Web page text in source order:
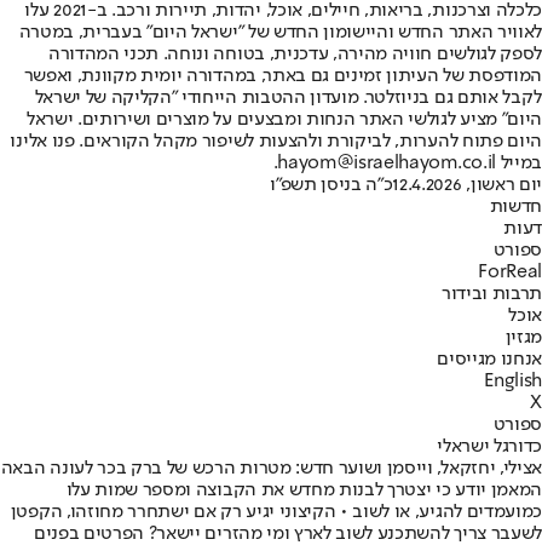
כלכלה וצרכנות, בריאות, חיילים, אוכל, יהדות, תיירות ורכב. ב-2021 עלו
לאוויר האתר החדש והיישומון החדש של "ישראל היום" בעברית, במטרה
לספק לגולשים חוויה מהירה, עדכנית, בטוחה ונוחה. תכני המהדורה
המודפסת של העיתון זמינים גם באתר, במהדורה יומית מקוונת, ואפשר
לקבל אותם גם בניוזלטר. מועדון ההטבות הייחודי "הקליקה של ישראל
היום" מציע לגולשי האתר הנחות ומבצעים על מוצרים ושירותים. ישראל
היום פתוח להערות, לביקורת ולהצעות לשיפור מקהל הקוראים. פנו אלינו
במייל hayom@israelhayom.co.il.
יום ראשון, 12.4.2026
כ"ה בניסן תשפ"ו
חדשות
דעות
ספורט
ForReal
תרבות ובידור
אוכל
מגזין
אנחנו מגייסים
English
X
ספורט
כדורגל ישראלי
אצילי, יחזקאל, וייסמן ושוער חדש: מטרות הרכש של ברק בכר לעונה הבאה
המאמן יודע כי יצטרך לבנות מחדש את הקבוצה ומספר שמות עלו
כמועמדים להגיע, או לשוב • הקיצוני יגיע רק אם ישתחרר מחוזהו, הקפטן
לשעבר צריך להשתכנע לשוב לארץ ומי מהזרים יישאר? הפרטים בפנים